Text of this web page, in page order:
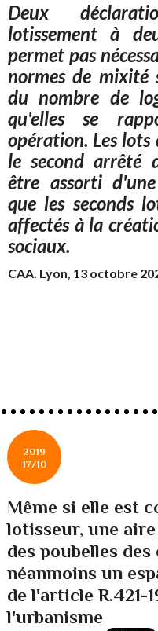
Deux
lotissement à
permet pas
normes de mixité
du nombre de
qu'elles se
opération. Les
le second arrêté
être assorti
que les seconds
affectés à la
sociaux.
CAA. Lyon, 13 octobre
2019
17/10
Même si elle est
lotisseur, une
des poubelles
néanmoins un
de l'article R.421-
l'urbanisme